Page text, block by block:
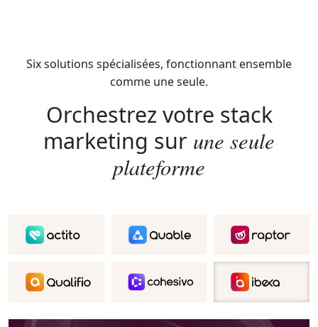
Six solutions spécialisées, fonctionnant ensemble
comme une seule.
Orchestrez votre stack
marketing sur une seule
plateforme